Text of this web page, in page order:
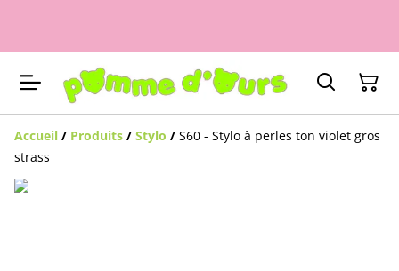
Accueil / Produits / Stylo / S60 - Stylo à perles ton violet gros
strass